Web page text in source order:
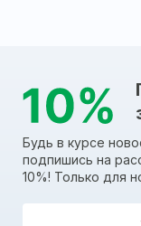
Будь в курсе
подпишись на
10%! Только для